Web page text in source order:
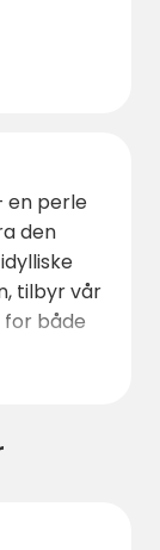
en perle
den
tilbyr vår
både
opp ditt
for
full Wi-